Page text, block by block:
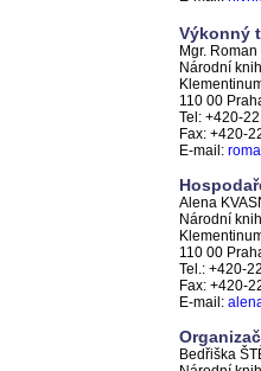
Výkonný
Mgr.
Národní
110 00
Tel: +420-
Fax: +420-
E-mail:
Alena
Národní
110 00
Tel.: +420-
Fax: +420-
E-mail:
Bedřiška